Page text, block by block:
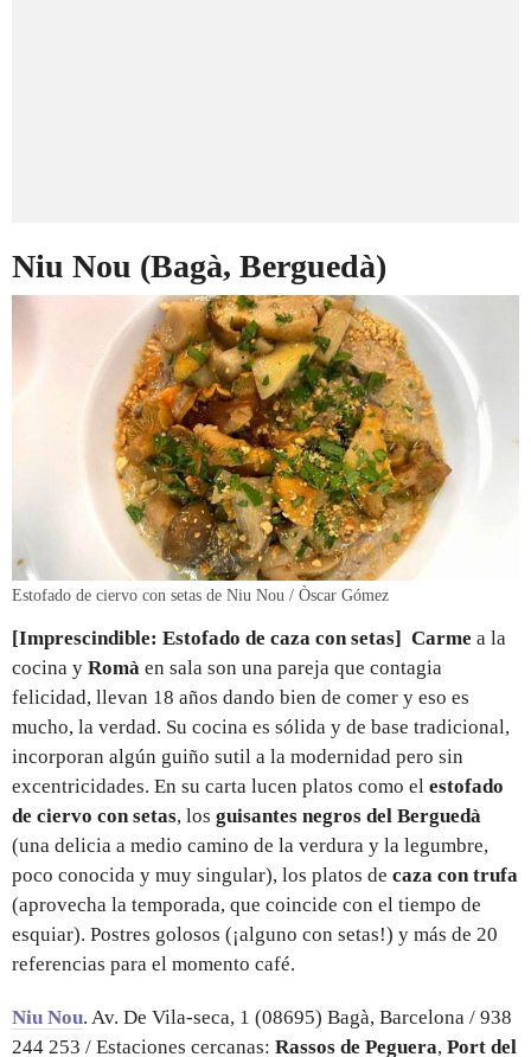
Niu Nou (Bagà, Berguedà)
Estofado de ciervo con setas de Niu Nou / Òscar Gómez
[Imprescindible: Estofado de caza con setas] Carme a la
cocina y Romà en sala son una pareja que contagia
felicidad, llevan 18 años dando bien de comer y eso es
mucho, la verdad. Su cocina es sólida y de base tradicional,
incorporan algún guiño sutil a la modernidad pero sin
excentricidades. En su carta lucen platos como el estofado
de ciervo con setas, los guisantes negros del Berguedà
(una delicia a medio camino de la verdura y la legumbre,
poco conocida y muy singular), los platos de caza con trufa
(aprovecha la temporada, que coincide con el tiempo de
esquiar). Postres golosos (¡alguno con setas!) y más de 20
referencias para el momento café.
Niu Nou. Av. De Vila-seca, 1 (08695) Bagà, Barcelona / 938
244 253 / Estaciones cercanas: Rassos de Peguera, Port del